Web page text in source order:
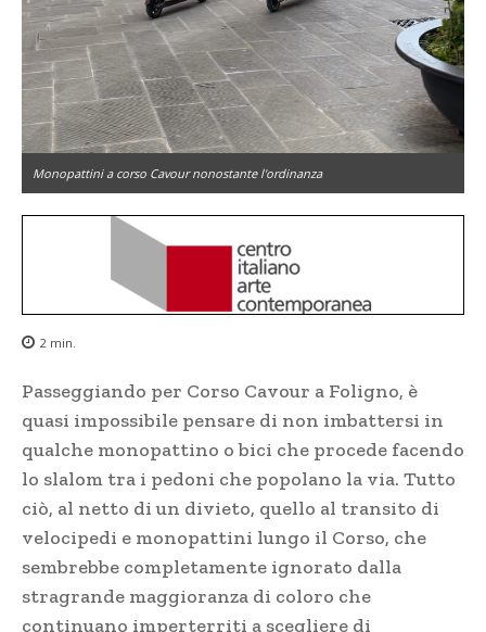
Monopattini a corso Cavour nonostante l'ordinanza
2 min.
Passeggiando per Corso Cavour a Foligno, è
quasi impossibile pensare di non imbattersi in
qualche monopattino o bici che procede facendo
lo slalom tra i pedoni che popolano la via. Tutto
ciò, al netto di un divieto, quello al transito di
velocipedi e monopattini lungo il Corso, che
sembrebbe completamente ignorato dalla
stragrande maggioranza di coloro che
continuano imperterriti a scegliere di